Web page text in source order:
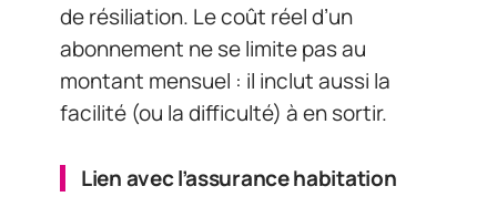
de résiliation. Le coût réel d’un
abonnement ne se limite pas au
montant mensuel : il inclut aussi la
facilité (ou la difficulté) à en sortir.
Lien avec l’assurance habitation